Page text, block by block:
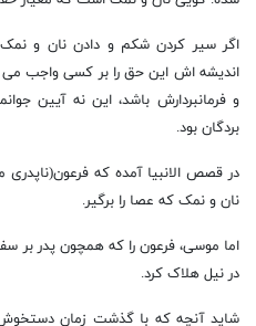
اگر سیر کردن شکم و دادن نان و
اندیشه اش این حق را بر کسی واجب می
و فرمانبردارش باشد، این نه آیین
بردگان بود.
در قصص الانبیا آمده که
نان و نمک که عصا را برگیر.
اما موسی، فرعون را که همچون پدر بر
در نیل هلاک کرد.
شاید آنچه که با گذشت زمان